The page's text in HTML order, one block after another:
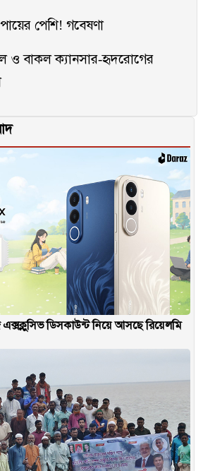
পেশি! গবেষণা
ও বাকল ক্যানসার-হৃদরোগের
এক্সক্লুসিভ ডিসকাউন্ট নিয়ে আসছে রিয়েলমি